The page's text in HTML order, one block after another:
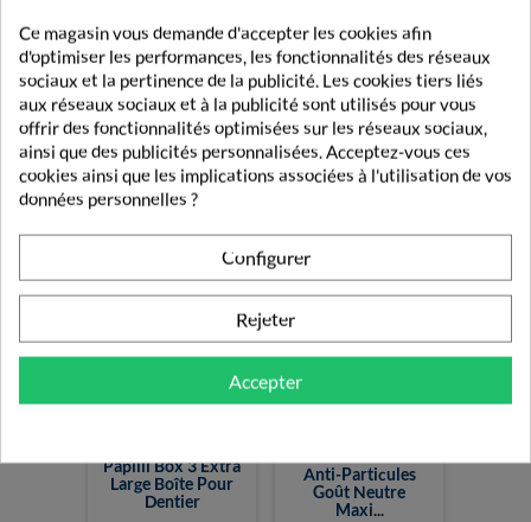
Curasept ADS 350
Gel Gingival 30ml
5,00 €
Fixodent
Professional
Crème Adhésive
40g
7,50 €
Papilli Box 3 Extra
Large Boîte Pour
Dentier
Anti-Particules
Goût Neutre
Maxi...
Ce magasin vous demande d'accepter les cookies afin
d'optimiser les performances, les fonctionnalités des réseaux
sociaux et la pertinence de la publicité. Les cookies tiers liés
aux réseaux sociaux et à la publicité sont utilisés pour vous
offrir des fonctionnalités optimisées sur les réseaux sociaux,
ainsi que des publicités personnalisées. Acceptez-vous ces
cookies ainsi que les implications associées à l'utilisation de vos
données personnelles ?
Configurer
Rejeter
Accepter